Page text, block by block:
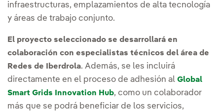
infraestructuras, emplazamientos de alta tecnología
y áreas de trabajo conjunto.
El proyecto seleccionado se desarrollará en
colaboración con especialistas técnicos del área de
Redes de Iberdrola. Además, se les incluirá
directamente en el proceso de adhesión al Global
Smart Grids Innovation Hub, como un colaborador
más que se podrá beneficiar de los servicios,